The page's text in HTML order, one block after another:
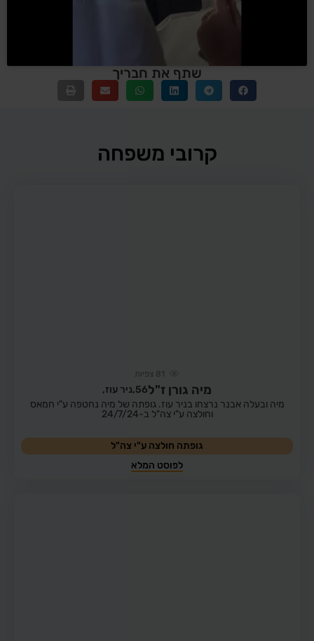
שתף את חבריך
קרובי משפחה
81 צפיות
מיה גורן ז"ל56, ניר עוז,
מיה ובעלה אבנר נרצחו בניר עוז. גופתה של מיה נחטפה ע"י חמאס
וחולצה ע"י צה"ל ב-24/7/24
גופתה חולצה ע"י צה"ל
לפוסט המלא